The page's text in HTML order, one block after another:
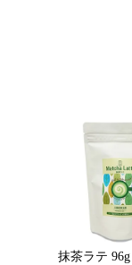
抹茶ラテ 96g